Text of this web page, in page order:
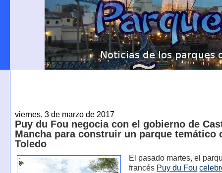
viernes, 3 de marzo de 2017
Puy du Fou negocia con el gobierno de
Mancha para construir un parque temático
Toledo
El pasado martes, el
francés Puy du Fou